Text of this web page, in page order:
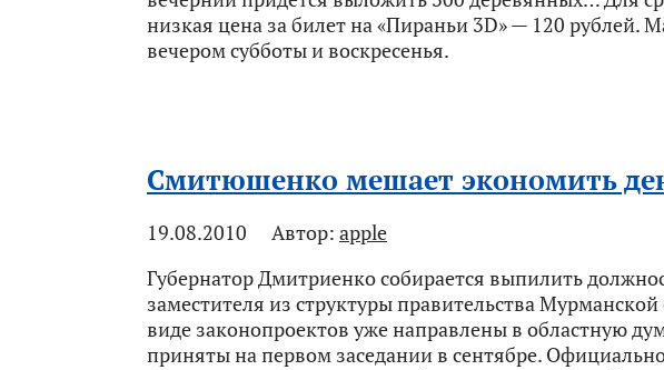
низкая цена за билет на «Пираньи 3D» — 120 рублей.
вечером субботы и воскресенья.
Смитюшенко мешает экономить
19.08.2010 Автор: apple
Губернатор Дмитриенко собирается выпилить
заместителя из структуры правительства
виде законопроектов уже направлены в областную
приняты на первом заседании в сентябре.